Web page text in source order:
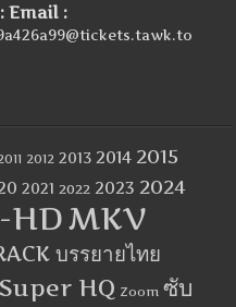
Email :
2012 2013 2014 2015
2021 2022 2023 2024
HDMKV
บรรยายไทย
Super HQ Zoom ซับ